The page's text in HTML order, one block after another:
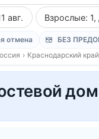
авг.
отмена БЕЗ
› Краснодарский край